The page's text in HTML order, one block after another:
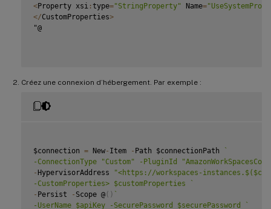
<Property xsi :type="StringProperty" Name=
</CustomProperties>
"@
Créez une connexion d’hébergement. Par exemple :
$connection = New- Item - Path $connectionPath
`
-ConnectionType "Custom" -PluginId
-HypervisorAddress
"<https://workspaces-
-CustomProperties> $customProperties
`
- Persist - Scope @ ( ) `
-UserName $apiKey -SecurePassword $securePassword
`